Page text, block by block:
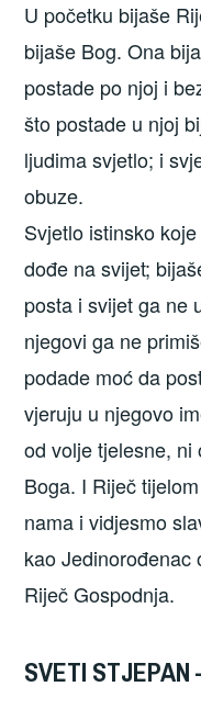
U početku bijaše
bijaše Bog. Ona
postade po njoj i
što postade u njoj
ljudima svjetlo; i
obuze.
Svjetlo istinsko
dođe na svijet;
posta i svijet ga ne
njegovi ga ne
podade moć da
vjeruju u njegovo
od volje tjelesne, ni
Boga. I Riječ
nama i vidjesmo
kao Jedinorođenac
Riječ Gospodnja.
SVETI STJEPAN